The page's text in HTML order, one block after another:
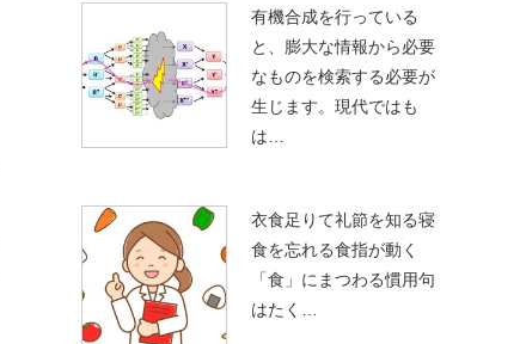
有機合成を行っている
と、膨大な情報から必要
なものを検索する必要が
生じます。現代ではも
は…
衣食足りて礼節を知る寝
食を忘れる食指が動く
「食」にまつわる慣用句
はたく…